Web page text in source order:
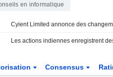
en informatique
Consensus